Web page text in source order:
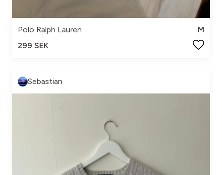
Polo Ralph Lauren
M
299 SEK
Sebastian